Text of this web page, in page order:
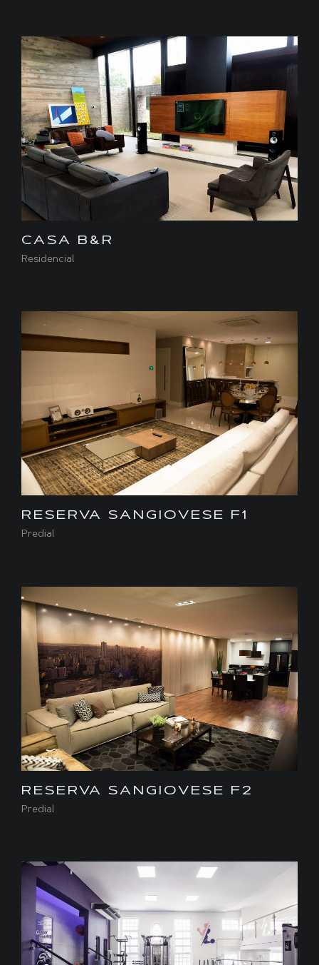
CASA B&R
Residencial
RESERVA SANGIOVESE F1
Predial
RESERVA SANGIOVESE F2
Predial